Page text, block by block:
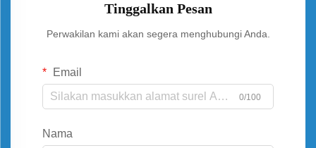
Tinggalkan Pesan
Perwakilan kami akan segera menghubungi Anda.
Email
0/100
Nama